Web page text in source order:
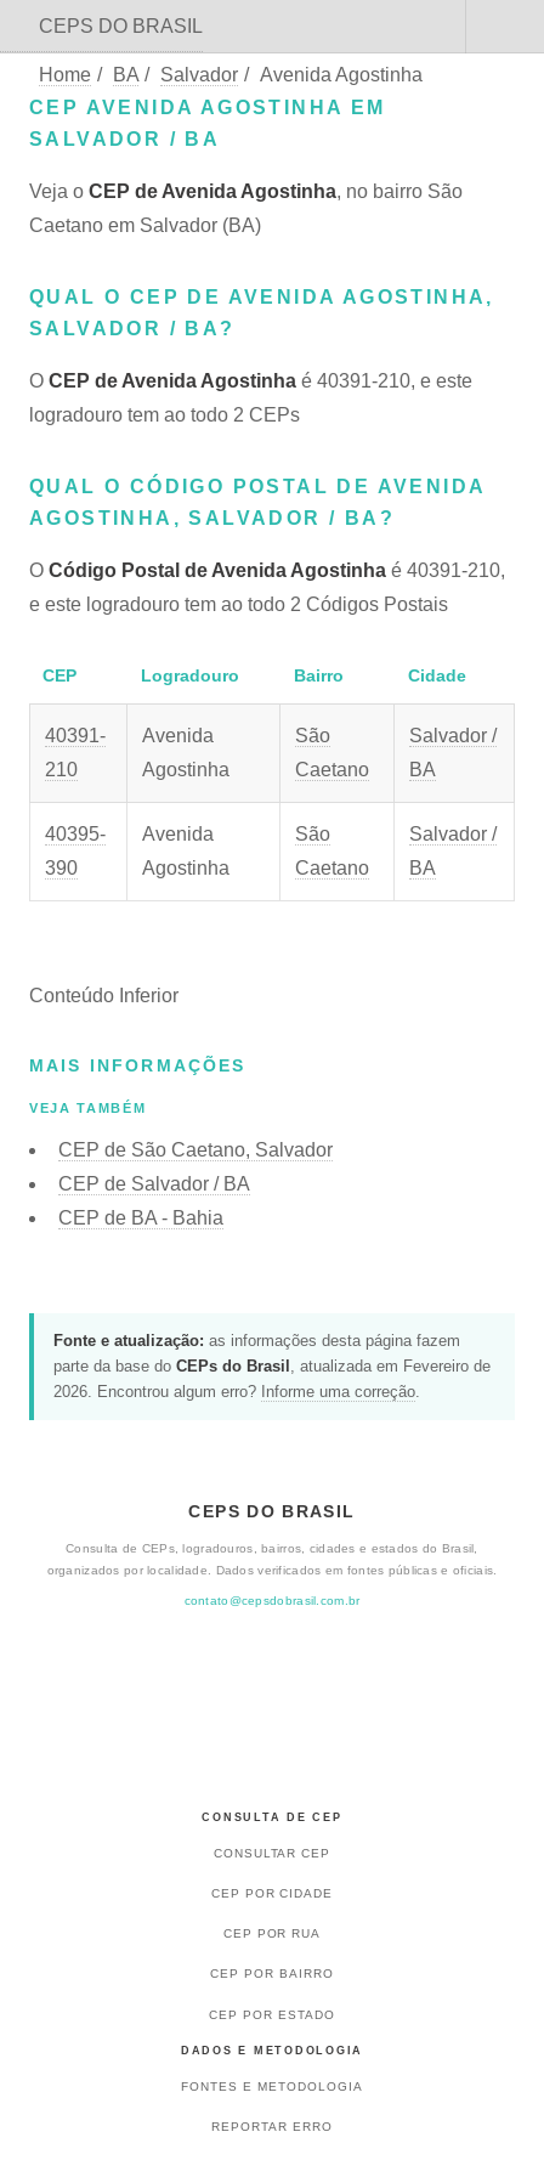
CEPS DO BRASIL
Home / BA / Salvador / Avenida Agostinha
CEP AVENIDA AGOSTINHA EM
SALVADOR / BA
Veja o CEP de Avenida Agostinha, no bairro São
Caetano em Salvador (BA)
QUAL O CEP DE AVENIDA AGOSTINHA,
SALVADOR / BA?
O CEP de Avenida Agostinha é 40391-210, e este
logradouro tem ao todo 2 CEPs
QUAL O CÓDIGO POSTAL DE AVENIDA
AGOSTINHA, SALVADOR / BA?
O Código Postal de Avenida Agostinha é 40391-210,
e este logradouro tem ao todo 2 Códigos Postais
CEP Logradouro Bairro Cidade
40391-
210
Avenida
Agostinha
São
Caetano
Salvador /
BA
40395-
390
Avenida
Agostinha
São
Caetano
Salvador /
BA
Conteúdo Inferior
MAIS INFORMAÇÕES
VEJA TAMBÉM
CEP de São Caetano, Salvador
CEP de Salvador / BA
CEP de BA - Bahia
Fonte e atualização: as informações desta página fazem
parte da base do CEPs do Brasil , atualizada em Fevereiro de
2026. Encontrou algum erro? Informe uma correção.
CEPS DO BRASIL
Consulta de CEPs, logradouros, bairros, cidades e estados do Brasil,
organizados por localidade. Dados verificados em fontes públicas e oficiais.
contato@cepsdobrasil.com.br
CONSULTA DE CEP
CONSULTAR CEP
CEP POR CIDADE
CEP POR RUA
CEP POR BAIRRO
CEP POR ESTADO
DADOS E METODOLOGIA
FONTES E METODOLOGIA
REPORTAR ERRO